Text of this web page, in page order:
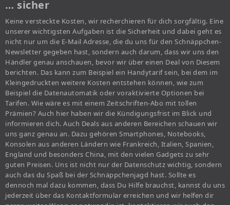
… sicher
Keine versteckte Kosten, wir recherchieren für dich sorgfältig. Eine
unserer wichtigsten Aufgaben ist die Sicherheit und dabei geht es
nicht nur um die E-Mail Adresse, die du uns für den Schnäppchen-
Newsletter gegeben hast, sondern auch darum, dass wir uns den
Händler genau anschauen, bevor wir über einen Deal von Diesem
berichten. Das kann zum Beispiel ein Handytarif sein, bei dem im
Kleingedruckten weitere Kosten entstehen können, wie zum
Beispiel die Datenautomatik oder voraktivierte Optionen bei
Tarifen. Wie wäre es mit einem Zeitschriften-Abo mit tollen
Prämien? Auch hier haben wir die Kündigungsfrist im Blick und
informieren dich. Auch Deals aus anderen Bereichen schauen wir
uns ganz genau an. Dazu gehören Smartphones, Notebooks,
Konsolen aus anderen Ländern wie Frankreich, Italien, Spanien,
England und besonders China, mit den vielen Gadgets zu sehr
guten Preisen. Uns ist nicht nur der Datenschutz wichtig, sondern
auch das du Spaß bei der Schnäppchenjagd hast. Sollte es
dennoch mal dazu kommen, dass Du Hilfe brauchst, kannst du uns
jederzeit über das Kontaktformular erreichen und wir helfen dir